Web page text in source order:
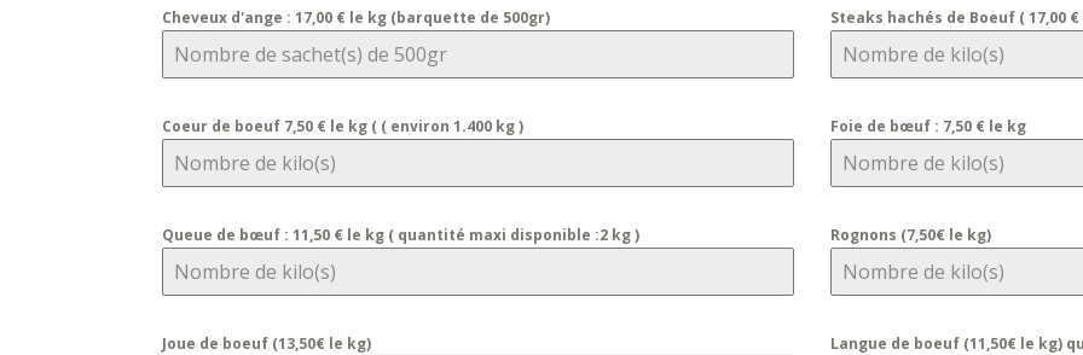
Cheveux d'ange : 17,00 € le kg (barquette de 500gr) Steaks hachés de Boeuf ( 17,00
Coeur de boeuf 7,50 € le kg ( ( environ 1.400 kg ) Foie de bœuf : 7,50 € le kg
Queue de bœuf : 11,50 € le kg ( quantité maxi disponible :2 kg ) Rognons (7,50€ le kg)
Joue de boeuf (13,50€ le kg) Langue de boeuf (11,50€ le kg)